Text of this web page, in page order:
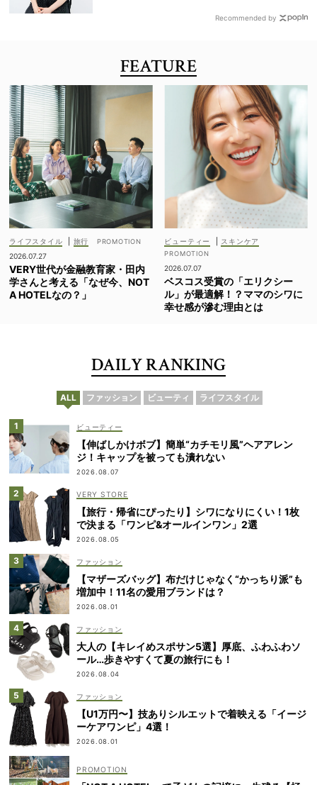
Recommended by
FEATURE
ライフスタイル
旅行
2026.07.27
VERY世代が金融教育家・田内
学さんと考える「なぜ今、NOT
A HOTELなの？」
ビューティー スキンケア
2026.07.07
ベスコス受賞の「エリクシー
ル」が最適解！？ママのシワに
幸せ感が滲む理由とは
DAILY RANKING
ALL ファッション ビューティ ライフスタイル
ビューティー
【伸ばしかけボブ】簡単“カチモリ風”ヘアアレン
ジ！キャップを被っても潰れない
2026.08.07
VERY STORE
【旅行・帰省にぴったり】シワになりにくい！1枚
で決まる「ワンピ&オールインワン」2選
2026.08.05
ファッション
【マザーズバッグ】布だけじゃなく“かっちり派”も
増加中！11名の愛用ブランドは？
2026.08.01
ファッション
大人の【キレイめスポサン5選】厚底、ふわふわソ
ール…歩きやすくて夏の旅行にも！
2026.08.04
ファッション
【U1万円〜】技ありシルエットで着映える「イージ
ーケアワンピ」4選！
2026.08.01